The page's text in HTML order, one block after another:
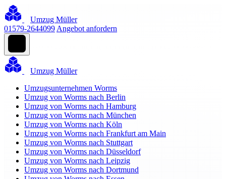
Umzug Müller
01579-2644099 Angebot anfordern
Umzug Müller
Umzugsunternehmen Worms
Umzug von Worms nach Berlin
Umzug von Worms nach Hamburg
Umzug von Worms nach München
Umzug von Worms nach Köln
Umzug von Worms nach Frankfurt am Main
Umzug von Worms nach Stuttgart
Umzug von Worms nach Düsseldorf
Umzug von Worms nach Leipzig
Umzug von Worms nach Dortmund